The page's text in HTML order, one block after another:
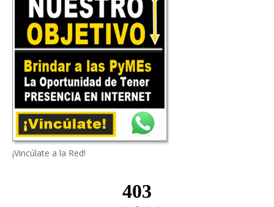
¡Vincúlate a la Red!